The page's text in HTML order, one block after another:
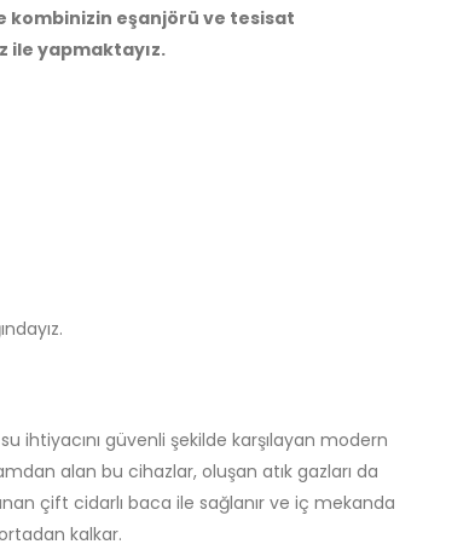
kombinizin eşanjörü ve tesisat
ile yapmaktayız.
ihtiyacını güvenli şekilde karşılayan modern
alan bu cihazlar, oluşan atık gazları da
çift cidarlı baca ile sağlanır ve iç mekanda
kalkar.